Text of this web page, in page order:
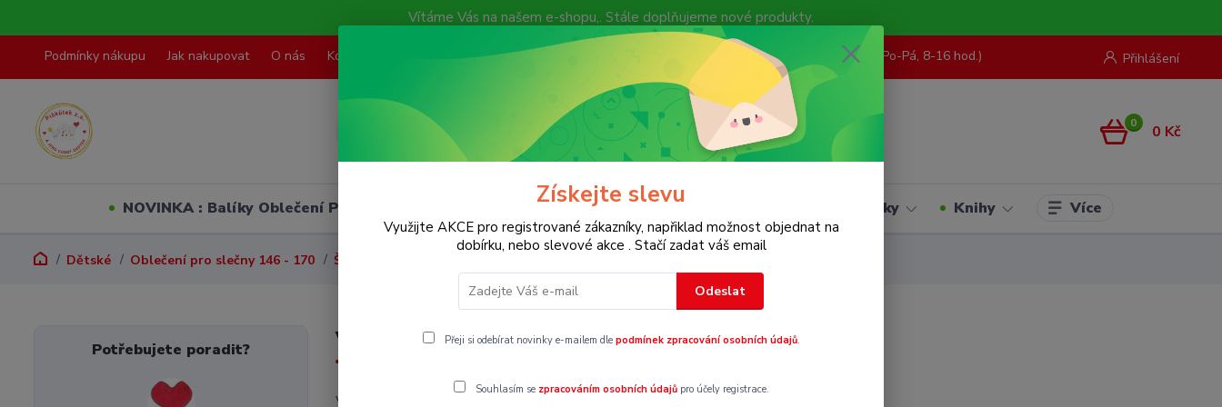
Vítáme Vás na našem e-shopu,. Stále doplňujeme nové produkty.
Podmínky nákupu Jak nakupovat O nás Kontakty Přihlášení
Hledat
Nevíte si rady? Zavolejte. + 420 773 967 062 (Po-Pá, 8-16 hod.)
0 0 Kč
NOVINKA : Balíky Oblečení PO VELIKOSTECH Dětské Dámské Hračky Knihy Více
Dětské Oblečení pro slečny 146 - 170 Šaty,sukně
Vel.158
V této kategorii nebylo nalezeno žádné zboží.
Potřebujete poradit?
Získejte slevu
Využijte AKCE pro registrované zákazníky, napřiklad možnost objednat na
dobírku, nebo slevové akce . Stačí zadat váš email
Odeslat
Přeji si odebírat novinky e-mailem dle podmínek zpracování osobních údajů.
Souhlasím se zpracováním osobních údajůpro účely registrace.